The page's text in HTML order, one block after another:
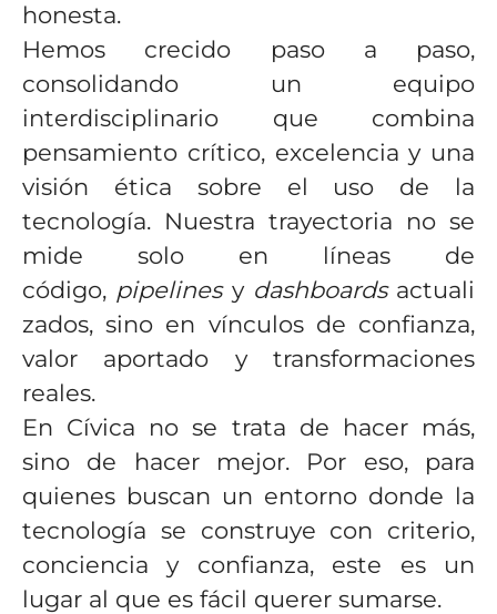
honesta.
Hemos crecido paso a paso,
consolidando un equipo
interdisciplinario que combina
pensamiento crítico, excelencia y una
visión ética sobre el uso de la
tecnología. Nuestra trayectoria no se
mide solo en líneas de
código, pipelinesy dashboardsactuali
zados, sino en vínculos de confianza,
valor aportado y transformaciones
reales.
En Cívica no se trata de hacer más,
sino de hacer mejor. Por eso, para
quienes buscan un entorno donde la
tecnología se construye con criterio,
conciencia y confianza, este es un
lugar al que es fácil querer sumarse.